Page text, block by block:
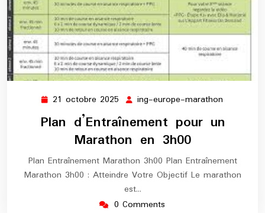
21 octobre 2025 21
octobre
2025
ing-europe-marathon
marathon
Plan d’Entraînement pour un
Marathon en 3h00
Plan Entraînement Marathon 3h00 Plan Entraînement
Marathon 3h00 : Atteindre Votre Objectif Le marathon
est…
0 Comments